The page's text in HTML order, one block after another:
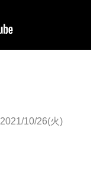
2021/10/26(火)